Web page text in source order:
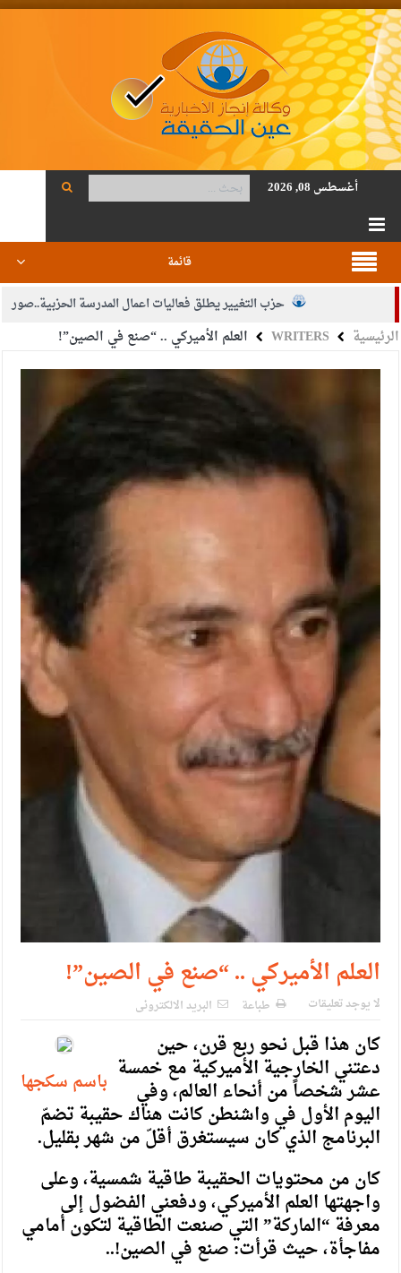
أغسطس 08, 2026
قائمة
حزب التغيير يطلق فعاليات اعمال المدرسة الحزبية..صور
الجيش يفتح باب التجنيد لحملة البكالوريوس في الحقوق والقانون
بيان اجتماع عمّان:دعم الوصاية الهاشمية التاريخية على المقدسات
الإسلامية والمسيحية
النواب يقر مشروع تعديل قانون الملكية العقارية
القاضي يلتقي رؤساء تحرير الصحف اليومية ويؤكد حرص مجلس
النواب على شراكة فاعلة مع الإعلام
دعوة المكلفين بخدمة العلم (الدفعة الثالثة) إلى مراجعة منصة خدمة
العلم
الملك يلتقي مجموعة من رفاق السلاح
الملك يتلقى اتصالا هاتفيا من العاهل البحريني
القاضي محمود أحمد فريحات.. مبارك ومزيدا من التوفيق
الرئيسية WRITERS العلم الأميركي .. “صنع في الصين”!
العلم الأميركي .. “صنع في الصين”!
لا يوجد تعليقات طباعة البريد الالكترونى
باسم سكجها
كان هذا قبل نحو ربع قرن، حين
دعتني الخارجية الأميركية مع خمسة
عشر شخصاً من أنحاء العالم، وفي
اليوم الأول في واشنطن كانت هناك حقيبة تضمّ
البرنامج الذي كان سيستغرق أقلّ من شهر بقليل.
كان من محتويات الحقيبة طاقية شمسية، وعلى
واجهتها العلم الأميركي، ودفعني الفضول إلى
معرفة “الماركة” التي صنعت الطاقية لتكون أمامي
مفاجأة، حيث قرأت: صنع في الصين!..